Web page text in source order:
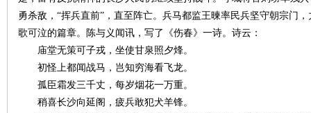
勇杀敌，“挥兵直前”，直至阵亡。兵马都监王暕率民兵坚守朝宗门
歌可泣的篇章。陈与义闻讯，写了《伤春》一诗。诗云：
庙堂无策可子戎，坐使甘泉照夕烽。
初怪上都闻战马，岂知穷海看飞龙。
孤臣霜发三千丈，每岁烟花一万重。
稍喜长沙向延阁，疲兵敢犯犬羊锋。